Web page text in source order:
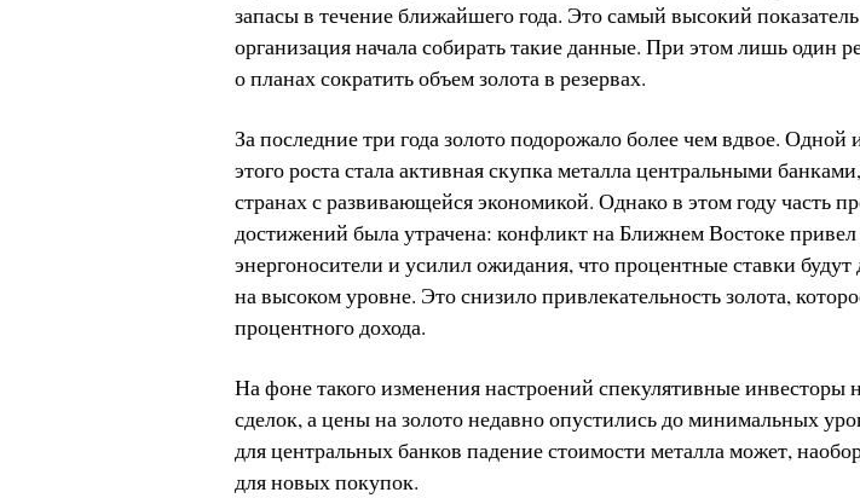
запасы в течение ближайшего года. Это самый высокий показатель
организация начала собирать такие данные. При этом лишь один
о планах сократить объем золота в резервах.
За последние три года золото подорожало более чем вдвое. Одной
этого роста стала активная скупка металла центральными
странах с развивающейся экономикой. Однако в этом году часть
достижений была утрачена: конфликт на Ближнем Востоке привел
энергоносители и усилил ожидания, что процентные ставки будут
на высоком уровне. Это снизило привлекательность золота,
процентного дохода.
На фоне такого изменения настроений спекулятивные инвесторы
сделок, а цены на золото недавно опустились до минимальных
для центральных банков падение стоимости металла может,
для новых покупок.